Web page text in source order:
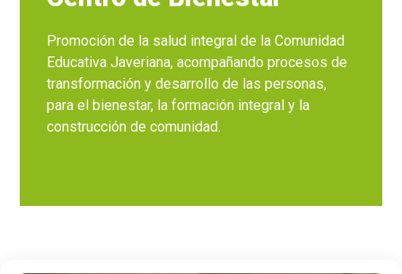
Promoción de la salud integral de la Comunidad
Educativa Javeriana, acompañando procesos de
transformación y desarrollo de las personas,
para el bienestar, la formación integral y la
construcción de comunidad.